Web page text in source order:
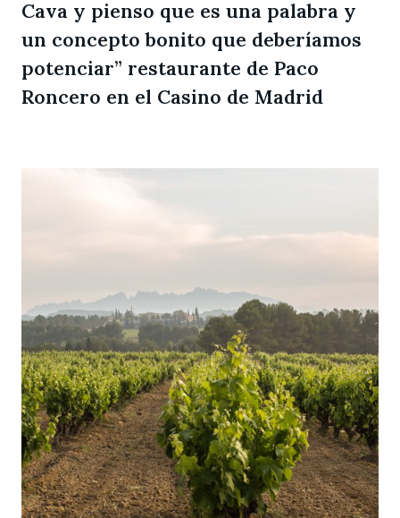
Cava y pienso que es una palabra y
un concepto bonito que deberíamos
potenciar” restaurante de Paco
Roncero en el Casino de Madrid